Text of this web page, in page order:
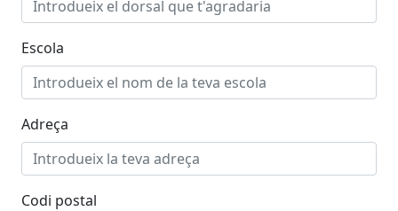
Escola
Adreça
Codi postal